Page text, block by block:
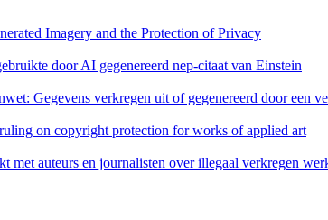
Imagery and the Protection of Privacy
door AI gegenereerd nep-citaat van Einstein
Gegevens verkregen uit of gegenereerd door een
on copyright protection for works of applied art
met auteurs en journalisten over illegaal verkregen